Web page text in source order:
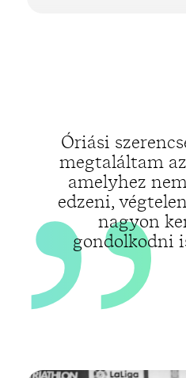
Óriási
megtaláltam
amelyhez
edzeni,
nagyon
gondolkodni
„